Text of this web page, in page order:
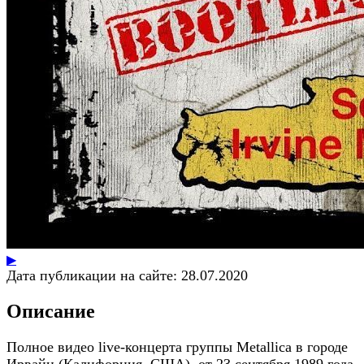
▶
Дата публикации на сайте: 28.07.2020
Описание
Полное видео live-концерта группы Metallica в городе